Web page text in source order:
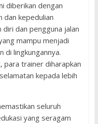
diberikan dengan
dan kepedulian
dan pengguna jalan
mampu menjadi
di lingkungannya.
para trainer diharapkan
kepada lebih
seluruh
yang seragam